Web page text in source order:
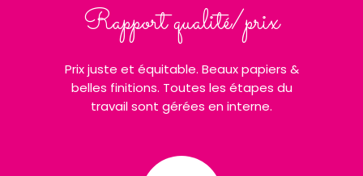
Rapport qualité/prix
Prix juste et équitable. Beaux papiers &
belles finitions. Toutes les étapes du
travail sont gérées en interne.